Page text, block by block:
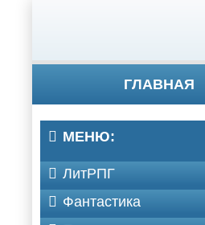
ГЛАВНАЯ
МЕНЮ:
ЛитРПГ
Фантастика